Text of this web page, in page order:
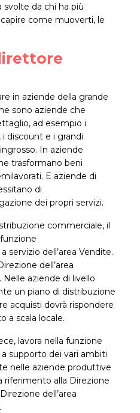
svolte da chi ha più
come muoverti, le
in aziende della grande
sono aziende che
ad esempio i
discount e i grandi
In aziende
trasformano beni
E aziende di
di
dei propri servizi.
commerciale, il
servizio dell’area Vendite.
dell’area
aziende di livello
un piano di distribuzione
acquisti dovrà rispondere
a scala locale.
lavora nella funzione
supporto dei vari ambiti
nelle aziende produttive
riferimento alla Direzione
dell’area